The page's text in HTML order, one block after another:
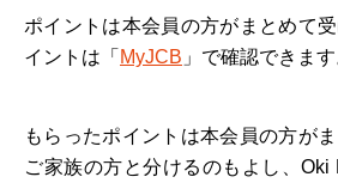
ポイントは本会員の方がまとめて
イントは「 MyJCB 」で確認できます
もらったポイントは本会員の方が
ご家族の方と分けるのもよし、Oki